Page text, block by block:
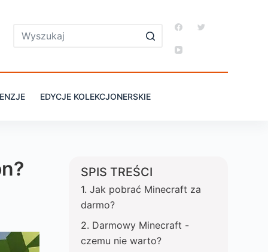
EDYCJE KOLEKCJONERSKIE
SPIS TREŚCI
Jak pobrać Minecraft za
darmo?
Darmowy Minecraft -
czemu nie warto?